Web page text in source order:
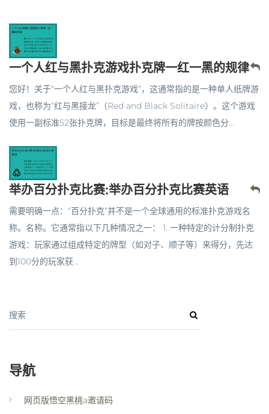
一个人红与黑扑克游戏扑克牌一红一黑的规律
您好！关于“一个人红与黑扑克游戏”，这通常指的是一种单人纸牌游
戏，也称为“红与黑接龙”（Red and Black Solitaire）。这个游戏
使用一副标准52张扑克牌，目标是最终将所有的牌按颜色分...
举办百分扑克比赛;举办百分扑克比赛英语
需要明确一点：“百分扑克”并不是一个全球通用的标准扑克游戏名
称。名称。它通常指以下几种情况之一： 1. 一种特定的计分制扑克
游戏：玩家通过组成特定的牌型（如对子、顺子等）来得分，先达
到100分的玩家获...
搜索
导航
网页版悟空黑桃a邀请码